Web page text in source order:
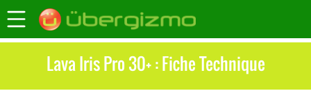
Lava Iris Pro 30+ : Fiche Technique